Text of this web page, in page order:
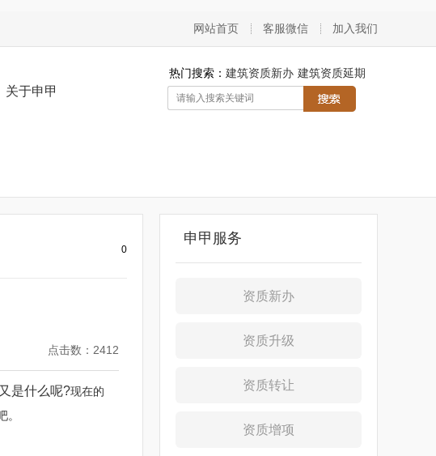
网站首页 客服微信 加入我们
关于申甲
热门搜索： 建筑资质新办 建筑资质延期
申甲服务
资质新办
资质升级
资质转让
资质增项
0
点击数：2412
是什么呢?现在的